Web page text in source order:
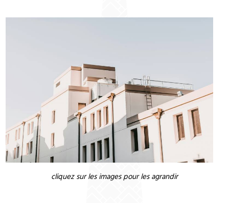
cliquez sur les images pour les agrandir